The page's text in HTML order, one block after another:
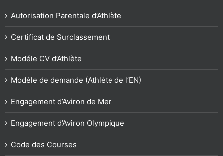
Autorisation Parentale d’Athlète
Certificat de Surclassement
Modéle CV d’Athlète
Modéle de demande (Athlète de l’EN)
Engagement d’Aviron de Mer
Engagement d’Aviron Olympique
Code des Courses